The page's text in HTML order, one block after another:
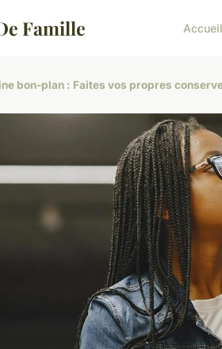
Famille Accueil
bon-plan : Faites vos propres